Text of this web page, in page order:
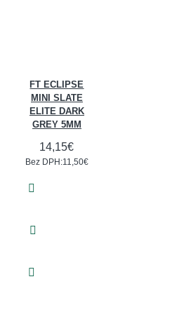
FT ECLIPSE
MINI SLATE
ELITE DARK
GREY 5MM
14,15€
Bez DPH:11,50€